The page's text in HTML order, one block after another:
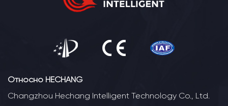
Относно HECHANG
Changzhou Hechang Intelligent Technology Co., Ltd.